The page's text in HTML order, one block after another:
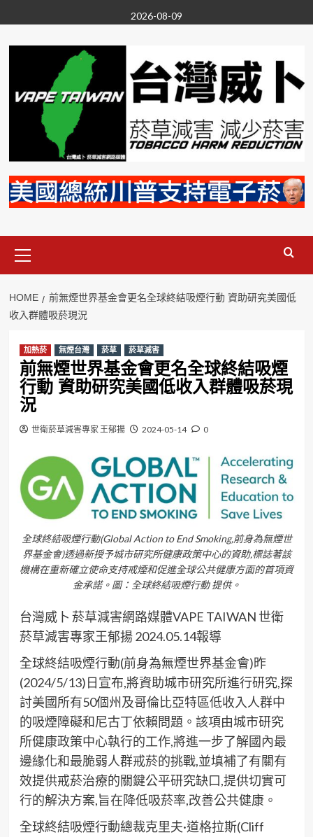
to
content
2026-08-09
Menu
HOME
前無煙世界基金會更名全球終結吸煙行動 資助研究美國低
收入群體吸菸現況
加熱菸 無煙台灣 菸草 菸草減害
前無煙世界基金會更名全球終結吸煙
行動 資助研究美國低收入群體吸菸現
況
世衛菸草減害專家 王郁揚 2024-05-14 0
全球終結吸煙行動(Global Action to End Smoking,前身為無煙世
界基金會)透過新授予城市研究所健康政策中心的資助,標誌著該
機構在重新確立使命支持戒煙和促進全球公共健康方面的首項資
金承諾。圖：全球終結吸煙行動 提供。
台灣威卜 菸草減害網路媒體VAPE TAIWAN 世衛
菸草減害專家王郁揚 2024.05.14報導
全球終結吸煙行動(前身為無煙世界基金會)昨
(2024/5/13)日宣布,將資助城市研究所進行研究,探
討美國所有50個州及哥倫比亞特區低收入人群中
的吸煙障礙和尼古丁依賴問題。該項由城市研究
所健康政策中心執行的工作,將進一步了解國內最
邊緣化和最脆弱人群戒菸的挑戰,並填補了有關有
效提供戒菸治療的關鍵公平研究缺口,提供切實可
行的解決方案,旨在降低吸菸率,改善公共健康。
全球終結吸煙行動總裁克里夫·道格拉斯(Cliff